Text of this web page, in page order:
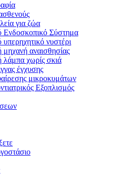
για ζώα
Ενδοσκοπικό Σύστημα
υπερηχητικό νυστέρι
μηχανή αναισθησίας
λάμπα χωρίς σκιά
έγχυσης
μικροκυμάτων
Εξοπλισμός